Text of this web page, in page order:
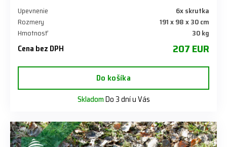
Upevnenie
6x skrutka
Rozmery
191 x 98 x 30 cm
Hmotnosť
30 kg
Cena bez DPH 207 EUR
Do košíka
SkladomDo 3 dní u Vás